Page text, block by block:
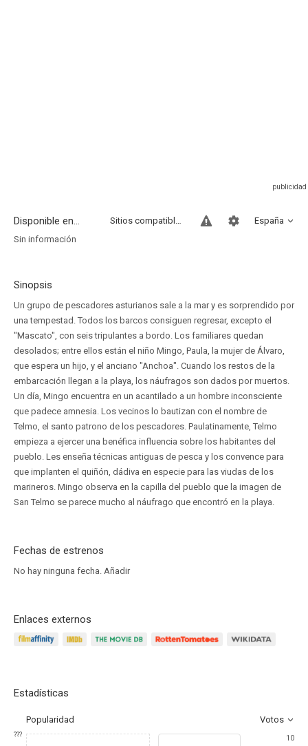
Disponible en... España
Sitios compatibles
Sin información
Sinopsis
Un grupo de pescadores asturianos sale a la mar y es sorprendido por
una tempestad. Todos los barcos consiguen regresar, excepto el
"Mascato", con seis tripulantes a bordo. Los familiares quedan
desolados; entre ellos están el niño Mingo, Paula, la mujer de Álvaro,
que espera un hijo, y el anciano "Anchoa". Cuando los restos de la
embarcación llegan a la playa, los náufragos son dados por muertos.
Un día, Mingo encuentra en un acantilado a un hombre inconsciente
que padece amnesia. Los vecinos lo bautizan con el nombre de
Telmo, el santo patrono de los pescadores. Paulatinamente, Telmo
empieza a ejercer una benéfica influencia sobre los habitantes del
pueblo. Les enseña técnicas antiguas de pesca y los convence para
que implanten el quiñón, dádiva en especie para las viudas de los
marineros. Mingo observa en la capilla del pueblo que la imagen de
San Telmo se parece mucho al náufrago que encontró en la playa.
Fechas de estrenos
No hay ninguna fecha. Añadir
Enlaces externos
Estadísticas
Popularidad Votos
???
10